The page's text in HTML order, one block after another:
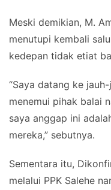
Meski demikian, M.
menutupi kembali
kedepan tidak etiat
“Saya datang ke
menemui pihak balai
saya anggap ini
mereka,” sebutnya.
Sementara itu,
melalui PPK Salehe